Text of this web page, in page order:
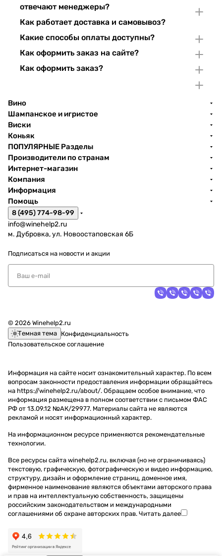
отвечают менеджеры?
Как работает доставка и самовывоз?
Какие способы оплаты доступны?
Как оформить заказ на сайте?
Как оформить заказ?
Вино
Шампанское и игристое
Виски
Коньяк
ПОПУЛЯРНЫЕ Разделы
Производители по странам
Интернет-магазин
Компания
Информация
Помощь
8 (495) 774-98-99
info@winehelp2.ru
м. Дубровка, ул. Новоостаповская 6Б
Подписаться на новости и акции
© 2026 Winehelp2.ru
Темная тема Конфиденциальность
Пользовательское соглашение
Информация на сайте носит ознакомительный характер. По всем
вопросам законности предоставления информации обращайтесь
на https://winehelp2.ru/about/. Обращаем особое внимание, что
информация размещена в полном соответствии с письмом ФАС
РФ от 13.09.12 №АК/29977. Материалы сайта не являются
рекламой и носят информационный характер.
На информационном ресурсе применяются рекомендательные
технологии.
Все ресурсы сайта winehelp2.ru, включая (но не ограничиваясь)
текстовую, графическую, фотографическую и видео информацию,
структуру, дизайн и оформление страниц, доменное имя,
фирменное наименование являются объектами авторского права
и прав на интеллектуальную собственность, защищены
российским законодательством и международными
соглашениями об охране авторских прав. Читать далее